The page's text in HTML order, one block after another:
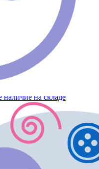
наличие на складе